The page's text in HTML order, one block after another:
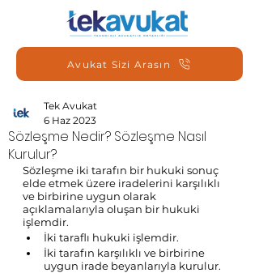
Avukat Sizi Arasın
Sözleşme Nedir? Sözleşme Nasıl
Kurulur?
Tek Avukat
6 Haz 2023
Sözleşme iki tarafın bir hukuki sonuç
elde etmek üzere iradelerini karşılıklı
ve birbirine uygun olarak
açıklamalarıyla oluşan bir hukuki
işlemdir.
İki taraflı hukuki işlemdir.
İki tarafın karşılıklı ve birbirine
uygun irade beyanlarıyla kurulur.